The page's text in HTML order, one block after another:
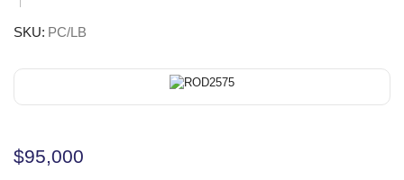
SKU: PC/LB
$95,000